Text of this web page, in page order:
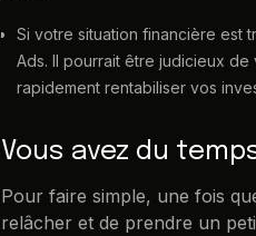
Si votre situation financière est
Ads. Il pourrait être judicieux
rapidement rentabiliser vos
Vous avez du
Pour faire simple, une fois
relâcher et de prendre un